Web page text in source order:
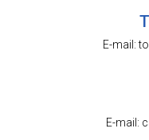
E-mail:
E-mail: